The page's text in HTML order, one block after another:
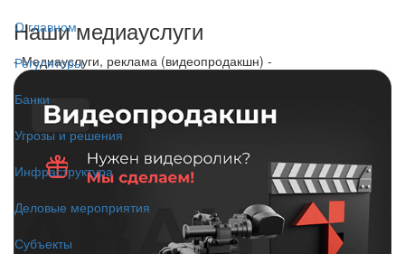
О главном
Регуляторы
Банки
Угрозы и решения
Инфраструктура
Деловые мероприятия
Субъекты
Наши медиауслуги
- Медиауслуги, реклама (видеопродакшн) -